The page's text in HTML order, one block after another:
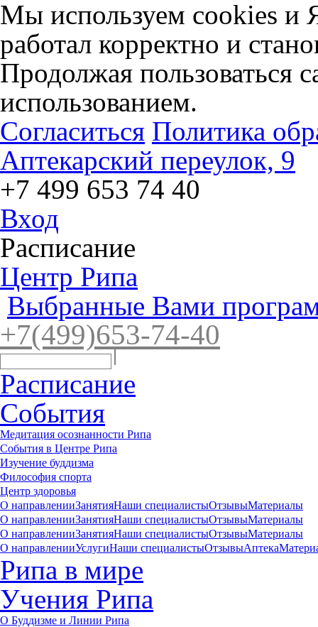
Мы используем cookies и
работал корректно и
Продолжая пользоваться
использованием.
Согласиться Политика
Аптекарский переулок, 9
+7 499 653 74 40
Вход
Расписание
Центр Рипа
Выбранные Вами
+7(499)653-74-40
Расписание
События
Медитация осознанности Рипа
События в Центре Рипа
Изучение буддизма
Философия спорта
Центр здоровья
О направленииЗанятияНаши специалистыОтзывыМатериалы
О направленииЗанятияНаши специалистыОтзывыМатериалы
О направленииЗанятияНаши специалистыОтзывыМатериалы
О направленииУслугиНаши специалистыОтзывыАптека
Рипа в мире
Учения Рипа
О Буддизме и Линии Рипа